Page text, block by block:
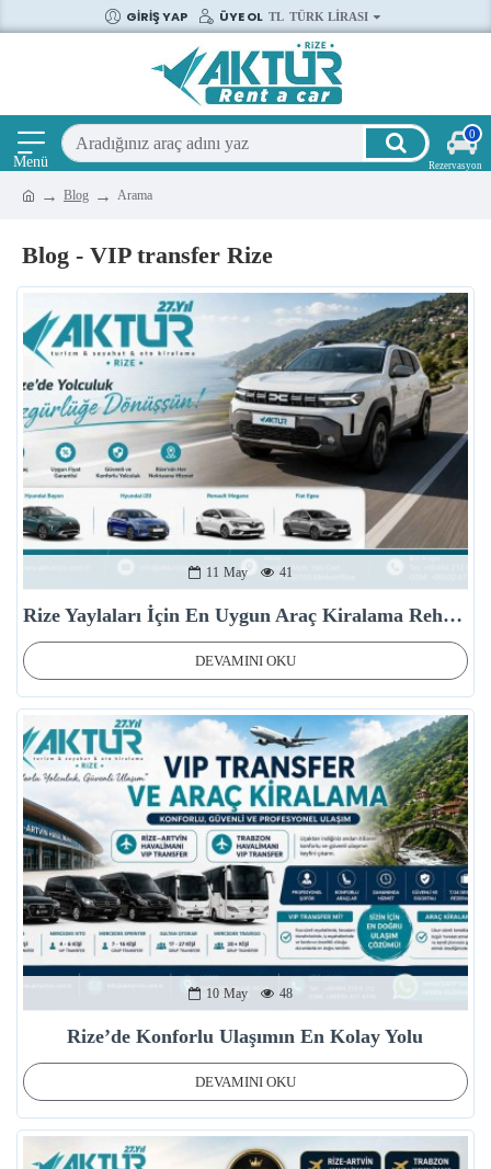
GIRIŞ YAP ÜYE OL TL TÜRK LIRASI
0
Blog Arama
Blog - VIP transfer Rize
11 May 41
Rize Yaylaları İçin En Uygun Araç Kiralama Rehberi
DEVAMINI OKU
10 May 48
Rize’de Konforlu Ulaşımın En Kolay Yolu
DEVAMINI OKU